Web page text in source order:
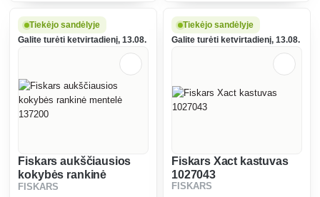
nešvarumams ir užtikrina
ypatingą tvirtumą.
Tiekėjo sandėlyje
Galite turėti ketvirtadienį, 13.08.
Fiskars aukščiausios
kokybės rankinė
mentelė 137200
FISKARS
Tiekėjo sandėlyje
Galite turėti ketvirtadienį, 13.08.
Fiskars Xact kastuvas
1027043
FISKARS